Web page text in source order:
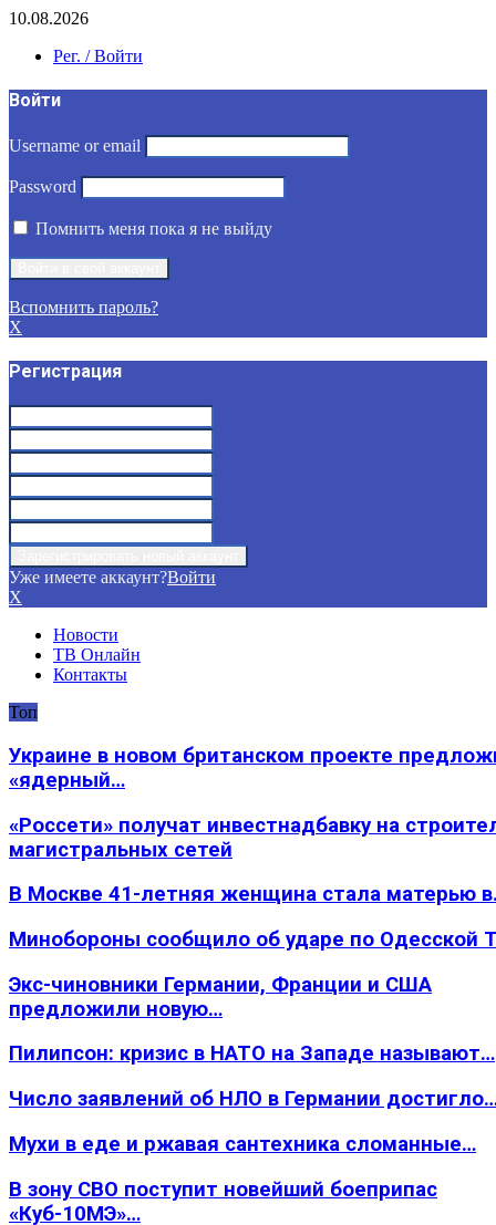
10.08.2026
Рег. / Войти
Войти
Username or email
Password
Помнить меня пока я не выйду
Вспомнить пароль?
X
Регистрация
Уже имеете аккаунт?Войти
X
Новости
ТВ Онлайн
Контакты
Топ
Украине в новом британском проекте
«ядерный…
«Россети» получат инвестнадбавку на
магистральных сетей
В Москве 41-летняя женщина стала матерью
Минобороны сообщило об ударе по Одесской
Экс-чиновники Германии, Франции и США
предложили новую…
Пилипсон: кризис в НАТО на Западе называют…
Число заявлений об НЛО в Германии
Мухи в еде и ржавая сантехника сломанные…
В зону СВО поступит новейший боеприпас
«Куб-10МЭ»…